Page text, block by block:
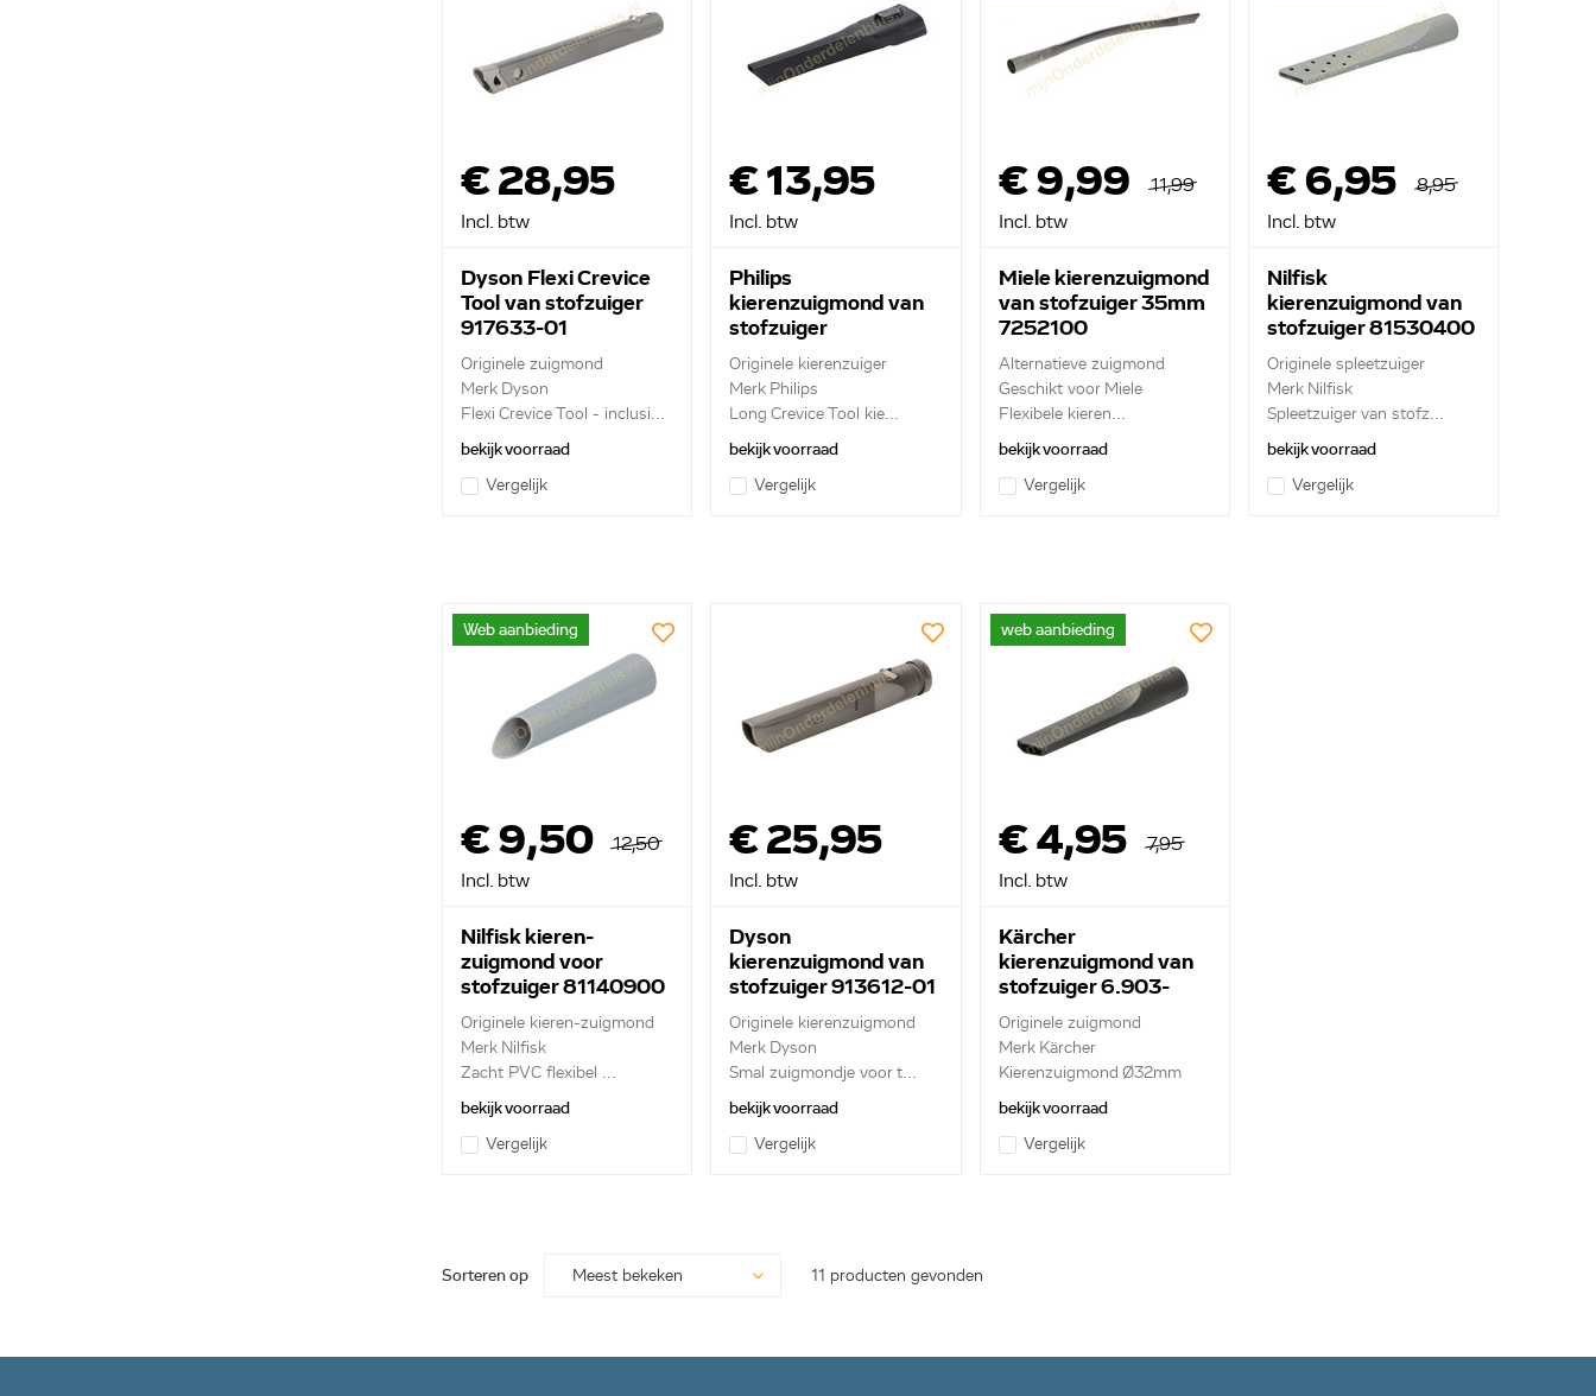
€ 28,95
Incl. btw
Dyson Flexi Crevice
Tool van stofzuiger
917633-01
Originele zuigmond
Merk Dyson
Flexi Crevice Tool - inclusi...
bekijk voorraad
Vergelijk
€ 13,95
Incl. btw
Philips
kierenzuigmond van
stofzuiger
FC8051/01
Originele kierenzuiger
Merk Philips
Long Crevice Tool kie...
bekijk voorraad
Vergelijk
€ 9,99
11,99
Incl. btw
Miele kierenzuigmond
van stofzuiger 35mm
7252100
Alternatieve zuigmond
Geschikt voor Miele
Flexibele kieren...
bekijk voorraad
Vergelijk
€ 6,95
8,95
Incl. btw
Nilfisk
kierenzuigmond van
stofzuiger 81530400
Originele spleetzuiger
Merk Nilfisk
Spleetzuiger van stofz...
bekijk voorraad
Vergelijk
Web aanbieding
€ 9,50
12,50
Incl. btw
Nilfisk kieren-
zuigmond voor
stofzuiger 81140900
Originele kieren-zuigmond
Merk Nilfisk
Zacht PVC flexibel ...
bekijk voorraad
Vergelijk
€ 25,95
Incl. btw
Dyson
kierenzuigmond van
stofzuiger 913612-01
Originele kierenzuigmond
Merk Dyson
Smal zuigmondje voor t...
bekijk voorraad
Vergelijk
web aanbieding
€ 4,95
7,95
Incl. btw
Kärcher
kierenzuigmond van
stofzuiger 6.903-
403.0
Originele zuigmond
Merk Kärcher
Kierenzuigmond Ø32mm
bekijk voorraad
Vergelijk
Sorteren op 11 producten gevonden